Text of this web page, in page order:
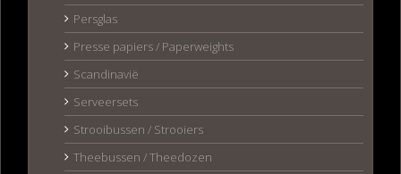
Persglas
Presse papiers / Paperweights
Scandinavië
Serveersets
Strooibussen / Strooiers
Theebussen / Theedozen